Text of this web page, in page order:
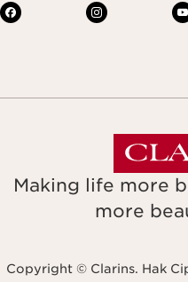
Making life more
more
Copyright © Clarins. Hak